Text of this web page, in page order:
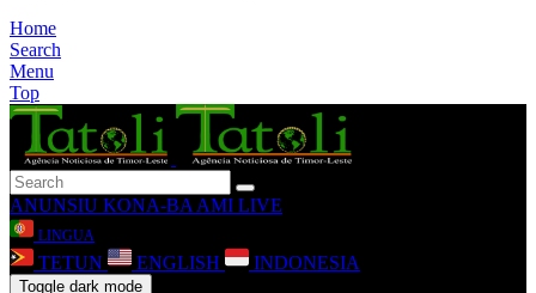
Home
Search
Menu
Top
ANUNSIU KONA-BA AMI LIVE
LINGUA
TETUN ENGLISH INDONESIA
Toggle dark mode